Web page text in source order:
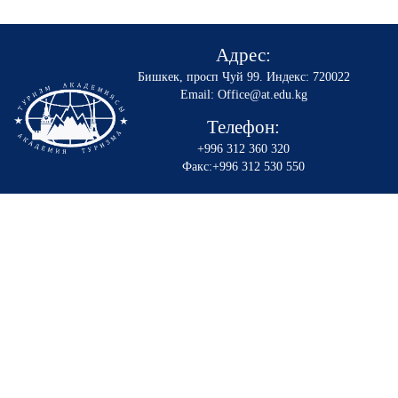
Адрес:
Бишкек, просп Чуй 99. Индекс: 720022
Email: Office@at.edu.kg
Телефон:
+996 312 360 320
Факс:+996 312 530 550